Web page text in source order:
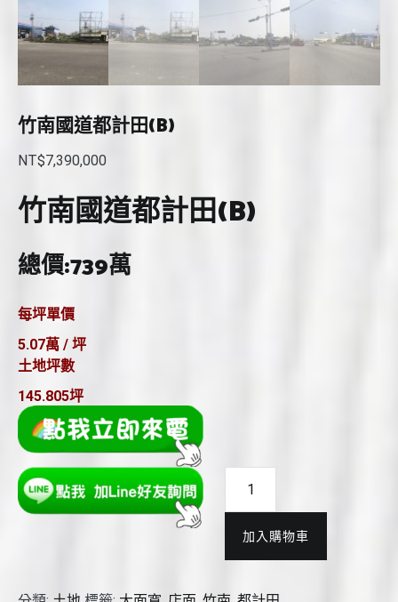
竹南國道都計田(B)
NT$7,390,000
竹南國道都計田(B)
總價:739萬
每坪單價
5.07萬 / 坪
土地坪數
145.805坪
都
加入購物車